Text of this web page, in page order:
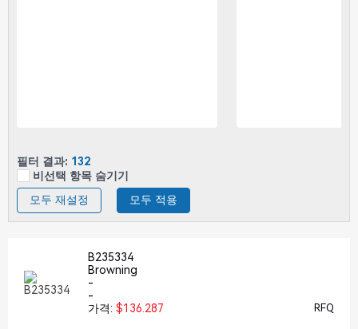
필터 결과: 132
비선택 항목 숨기기
모두 재설정
모두 적용
B235334
Browning
-
-
가격: $136.287 RFQ